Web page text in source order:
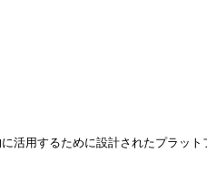
用するために設計されたプラッ